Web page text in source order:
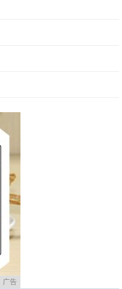
广告